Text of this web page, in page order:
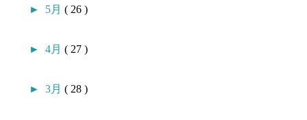
► 5月( 26 )
►4月( 27 )
►3月( 28 )